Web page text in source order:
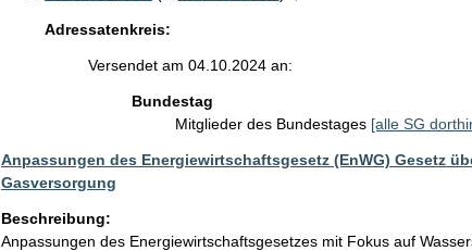
Adressatenkreis:
Versendet am 04.10.2024 an:
Bundestag
Mitglieder des Bundestages [alle SG
Anpassungen des Energiewirtschaftsgesetz (EnWG) Gesetz
Gasversorgung
Beschreibung:
Anpassungen des Energiewirtschaftsgesetzes mit Fokus auf